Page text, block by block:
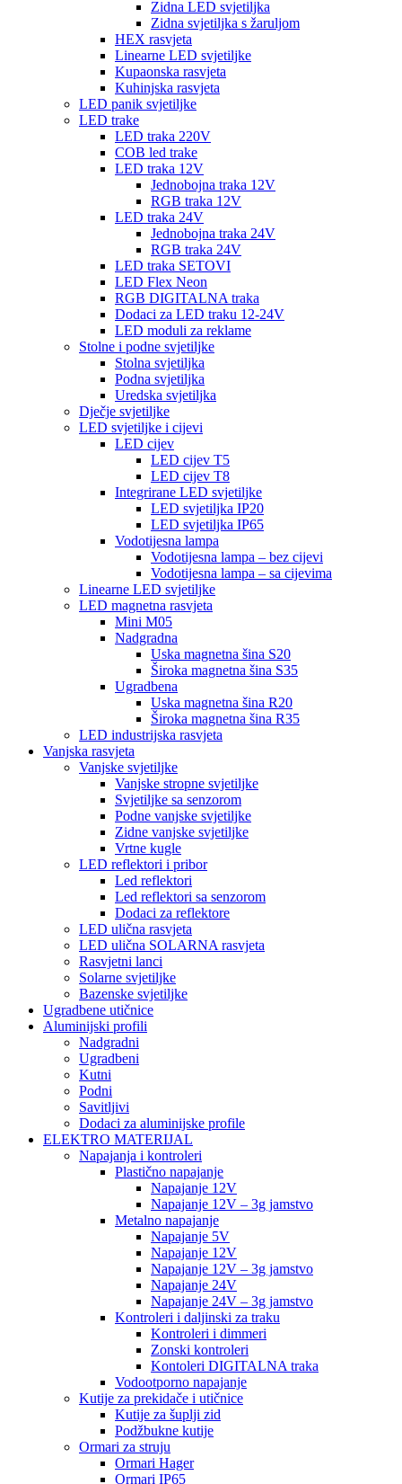
Zidna LED svjetiljka
Zidna svjetiljka s žaruljom
HEX rasvjeta
Linearne LED svjetiljke
Kupaonska rasvjeta
Kuhinjska rasvjeta
LED panik svjetiljke
LED trake
LED traka 220V
COB led trake
LED traka 12V
Jednobojna traka 12V
RGB traka 12V
LED traka 24V
Jednobojna traka 24V
RGB traka 24V
LED traka SETOVI
LED Flex Neon
RGB DIGITALNA traka
Dodaci za LED traku 12-24V
LED moduli za reklame
Stolne i podne svjetiljke
Stolna svjetiljka
Podna svjetiljka
Uredska svjetiljka
Dječje svjetiljke
LED svjetiljke i cijevi
LED cijev
LED cijev T5
LED cijev T8
Integrirane LED svjetiljke
LED svjetiljka IP20
LED svjetiljka IP65
Vodotijesna lampa
Vodotijesna lampa – bez cijevi
Vodotijesna lampa – sa cijevima
Linearne LED svjetiljke
LED magnetna rasvjeta
Mini M05
Nadgradna
Uska magnetna šina S20
Široka magnetna šina S35
Ugradbena
Uska magnetna šina R20
Široka magnetna šina R35
LED industrijska rasvjeta
Vanjska rasvjeta
Vanjske svjetiljke
Vanjske stropne svjetiljke
Svjetiljke sa senzorom
Podne vanjske svjetiljke
Zidne vanjske svjetiljke
Vrtne kugle
LED reflektori i pribor
Led reflektori
Led reflektori sa senzorom
Dodaci za reflektore
LED ulična rasvjeta
LED ulična SOLARNA rasvjeta
Rasvjetni lanci
Solarne svjetiljke
Bazenske svjetiljke
Ugradbene utičnice
Aluminijski profili
Nadgradni
Ugradbeni
Kutni
Podni
Savitljivi
Dodaci za aluminijske profile
ELEKTRO MATERIJAL
Napajanja i kontroleri
Plastično napajanje
Napajanje 12V
Napajanje 12V – 3g jamstvo
Metalno napajanje
Napajanje 5V
Napajanje 12V
Napajanje 12V – 3g jamstvo
Napajanje 24V
Napajanje 24V – 3g jamstvo
Kontroleri i daljinski za traku
Kontroleri i dimmeri
Zonski kontroleri
Kontoleri DIGITALNA traka
Vodootporno napajanje
Kutije za prekidače i utičnice
Kutije za šuplji zid
Podžbukne kutije
Ormari za struju
Ormari Hager
Ormari IP65